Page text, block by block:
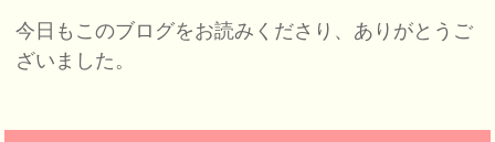
今日もこのブログをお読みくださり、ありがとうご
ざいました。